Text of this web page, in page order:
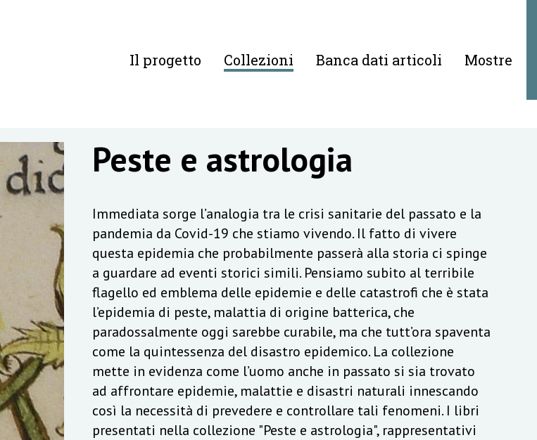
Il progetto Collezioni Banca dati articoli Mostre
Peste e astrologia
Immediata sorge l’analogia tra le crisi sanitarie del passato e la
pandemia da Covid-19 che stiamo vivendo. Il fatto di vivere
questa epidemia che probabilmente passerà alla storia ci spinge
a guardare ad eventi storici simili. Pensiamo subito al terribile
flagello ed emblema delle epidemie e delle catastrofi che è stata
l’epidemia di peste, malattia di origine batterica, che
paradossalmente oggi sarebbe curabile, ma che tutt’ora spaventa
come la quintessenza del disastro epidemico. La collezione
mette in evidenza come l’uomo anche in passato si sia trovato
ad affrontare epidemie, malattie e disastri naturali innescando
così la necessità di prevedere e controllare tali fenomeni. I libri
presentati nella collezione "Peste e astrologia", rappresentativi